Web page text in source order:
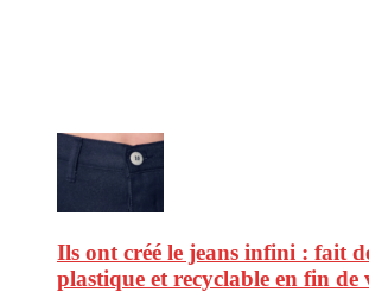
Ils ont créé le jeans infini : fait
plastique et recyclable en fin de